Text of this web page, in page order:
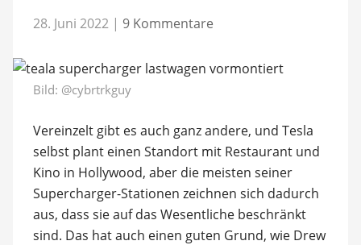
28. Juni 2022 | 9 Kommentare
Bild: @cybrtrkguy
Vereinzelt gibt es auch ganz andere, und Tesla
selbst plant einen Standort mit Restaurant und
Kino in Hollywood, aber die meisten seiner
Supercharger-Stationen zeichnen sich dadurch
aus, dass sie auf das Wesentliche beschränkt
sind. Das hat auch einen guten Grund, wie Drew